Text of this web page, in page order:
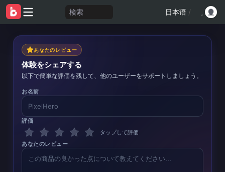
検索 日本语 /
あなたのレビュー
体験をシェアする
以下で簡単な評価を残して、他のユーザーをサポートしましょう。
お名前
評価
タップして評価
あなたのレビュー